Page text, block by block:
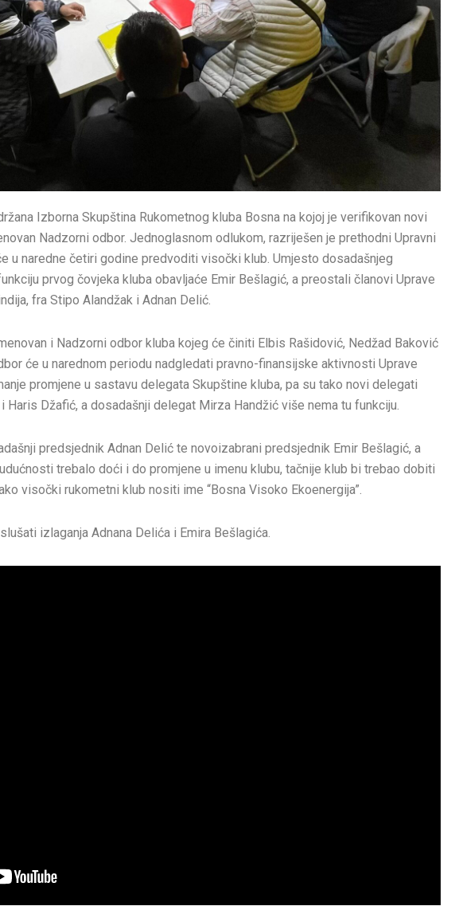
Izborna Skupština Rukometnog kluba Bosna na kojoj je verifikovan novi
Nadzorni odbor. Jednoglasnom odlukom, razriješen je prethodni Upravni
u naredne četiri godine predvoditi visočki klub. Umjesto dosadašnjeg
prvog čovjeka kluba obavljaće Emir Bešlagić, a preostali članovi Uprave
fra Stipo Alandžak i Adnan Delić.
i Nadzorni odbor kluba kojeg će činiti Elbis Rašidović, Nedžad Baković
će u narednom periodu nadgledati pravno-finansijske aktivnosti Uprave
promjene u sastavu delegata Skupštine kluba, pa su tako novi delegati
Haris Džafić, a dosadašnji delegat Mirza Handžić više nema tu funkciju.
predsjednik Adnan Delić te novoizabrani predsjednik Emir Bešlagić, a
trebalo doći i do promjene u imenu klubu, tačnije klub bi trebao dobiti
visočki rukometni klub nositi ime “Bosna Visoko Ekoenergija”.
izlaganja Adnana Delića i Emira Bešlagića.